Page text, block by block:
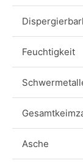
Feuchtigkeit
Asche